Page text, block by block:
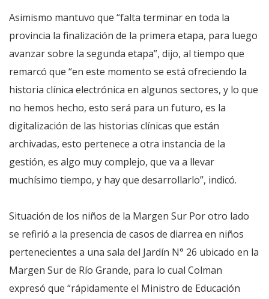
Asimismo mantuvo que “falta terminar en toda la
provincia la finalización de la primera etapa, para luego
avanzar sobre la segunda etapa”, dijo, al tiempo que
remarcó que “en este momento se está ofreciendo la
historia clínica electrónica en algunos sectores, y lo que
no hemos hecho, esto será para un futuro, es la
digitalización de las historias clínicas que están
archivadas, esto pertenece a otra instancia de la
gestión, es algo muy complejo, que va a llevar
muchísimo tiempo, y hay que desarrollarlo”, indicó.
Situación de los niños de la Margen Sur Por otro lado
se refirió a la presencia de casos de diarrea en niños
pertenecientes a una sala del Jardín N° 26 ubicado en la
Margen Sur de Río Grande, para lo cual Colman
expresó que “rápidamente el Ministro de Educación